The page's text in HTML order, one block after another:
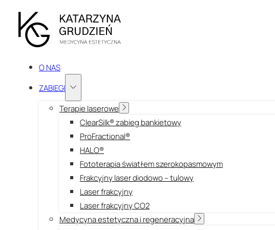
O NAS
ZABIEGI
Terapie laserowe
ClearSilk® zabieg bankietowy
ProFractional®
HALO®
Fototerapia światłem szerokopasmowym
Frakcyjny laser diodowo – tulowy
Laser frakcyjny
Laser frakcyjny CO2
Medycyna estetyczna i regeneracyjna